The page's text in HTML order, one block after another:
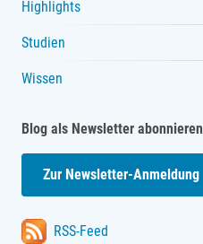
Highlights
Studien
Wissen
Blog als Newsletter abonnieren
Zur Newsletter-Anmeldung
RSS-Feed